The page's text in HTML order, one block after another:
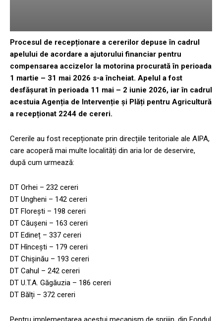
Procesul de recepționare a cererilor depuse în cadrul
apelului de acordare a ajutorului financiar pentru
compensarea accizelor la motorina procurată în perioada
1 martie – 31 mai 2026 s-a încheiat. Apelul a fost
desfășurat în perioada 11 mai – 2 iunie 2026, iar în cadrul
acestuia Agenția de Intervenție și Plăți pentru Agricultură
a recepționat 2244 de cereri.
Cererile au fost recepționate prin direcțiile teritoriale ale AIPA,
care acoperă mai multe localități din aria lor de deservire,
după cum urmează:
DT Orhei – 232 cereri
DT Ungheni – 142 cereri
DT Florești – 198 cereri
DT Căușeni – 163 cereri
DT Edineț – 337 cereri
DT Hîncești – 179 cereri
DT Chișinău – 193 cereri
DT Cahul – 242 cereri
DT U.T.A. Găgăuzia – 186 cereri
DT Bălți – 372 cereri